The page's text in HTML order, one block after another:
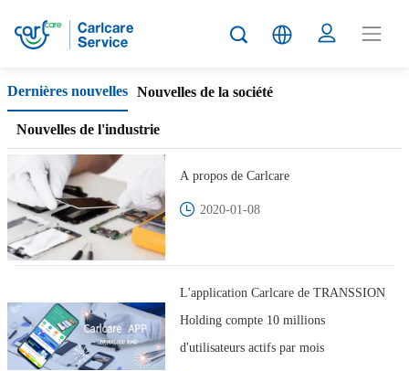
Carlcare
News
Dernières nouvelles Nouvelles de la société
Nouvelles de l'industrie
A propos de Carlcare
2020-01-08
L'application Carlcare de TRANSSION
Holding compte 10 millions
d'utilisateurs actifs par mois